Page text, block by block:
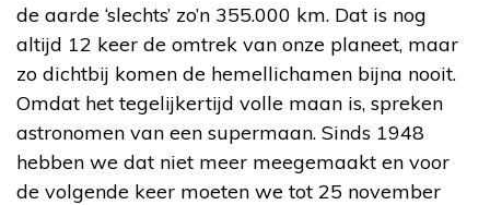
de aarde ‘slechts’ zo’n 355.000 km. Dat is nog
altijd 12 keer de omtrek van onze planeet, maar
zo dichtbij komen de hemellichamen bijna nooit.
Omdat het tegelijkertijd volle maan is, spreken
astronomen van een supermaan. Sinds 1948
hebben we dat niet meer meegemaakt en voor
de volgende keer moeten we tot 25 november